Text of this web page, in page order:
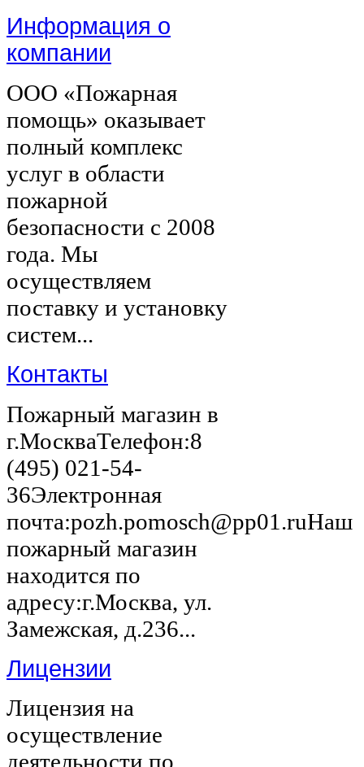
Информация о
компании
ООО «Пожарная
помощь» оказывает
полный комплекс
услуг в области
пожарной
безопасности с 2008
года. Мы
осуществляем
поставку и установку
систем...
Контакты
Пожарный магазин в
г.МоскваТелефон:8
(495) 021-54-
36Электронная
почта:pozh.pomosch@pp01.ruНаш
пожарный магазин
находится по
адресу:г.Москва, ул.
Замежская, д.236...
Лицензии
Лицензия на
осуществление
деятельности по